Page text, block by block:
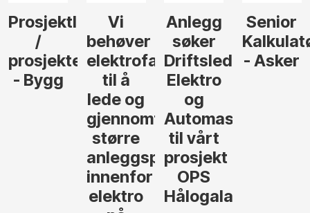
Anlegg
søker
Driftsleder
Elektro
Automasjon
Hålogalandsvegen
Senior
Kalkulatør
- Asker
Senior
Tilbudsleder
Anlegg
- Oslo